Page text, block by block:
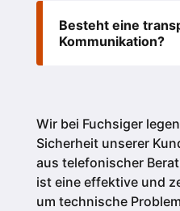
Besteht eine
Kommunikation?
Wir bei Fuchsiger
Sicherheit unserer
aus telefonischer
ist eine effektive und
um technische